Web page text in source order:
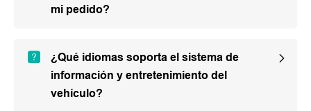
mi pedido?
¿Qué idiomas soporta el sistema de
información y entretenimiento del
vehículo?